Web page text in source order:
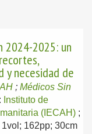
2024-2025: un
y necesidad de
; Médicos Sin
Instituto de
(IECAH) ;
1vol; 162pp; 30cm